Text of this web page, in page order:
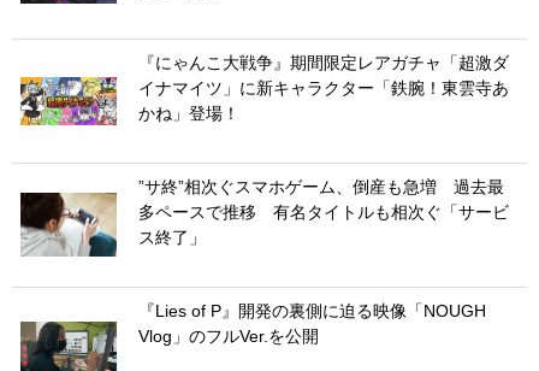
『にゃんこ大戦争』期間限定レアガチャ「超激ダ
イナマイツ」に新キャラクター「鉄腕！東雲寺あ
かね」登場！
”サ終”相次ぐスマホゲーム、倒産も急増 過去最
多ペースで推移 有名タイトルも相次ぐ「サービ
ス終了」
『Lies of P』開発の裏側に迫る映像「NOUGH
Vlog」のフルVer.を公開